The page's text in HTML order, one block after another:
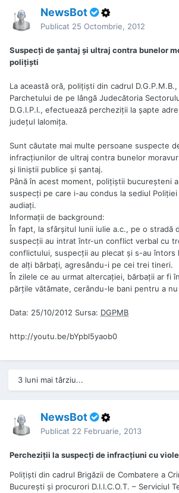
NewsBot
Publicat 25 Octombrie, 2012
Suspecţi de şantaj şi ultraj contra bunelor
poliţişti
La această oră, poliţişti din cadrul
Parchetului de pe lângă Judecătoria
D.G.I.P.I., efectuează percheziţii la şapte
judeţul Ialomiţa.
Sunt căutate mai multe persoane suspecte
infracţiunilor de ultraj contra bunelor
şi liniştii publice şi şantaj.
Până în acest moment, poliţiştii bucureşteni
suspecţi pe care i-au condus la sediul
audiaţi.
Informaţii de background:
În fapt, la sfârşitul lunii iulie a.c., pe o stradă
suspecţii au intrat într-un conflict verbal cu
conflictului, suspecţii au plecat şi s-au întors
de alţi bărbaţi, agresându-i pe cei trei tineri.
În zilele ce au urmat altercaţiei, bărbaţii ar fi
părţile vătămate, cerându-le bani pentru a nu
Data: 25/10/2012 Sursa: DGPMB
http://youtu.be/bYpbl5yaob0
3 luni mai târziu...
NewsBot
Publicat 22 Februarie, 2013
Percheziţii la suspecţi de infracţiuni cu
Poliţişti din cadrul Brigăzii de Combatere a
Bucureşti şi procurori D.I.I.C.O.T. – Serviciul